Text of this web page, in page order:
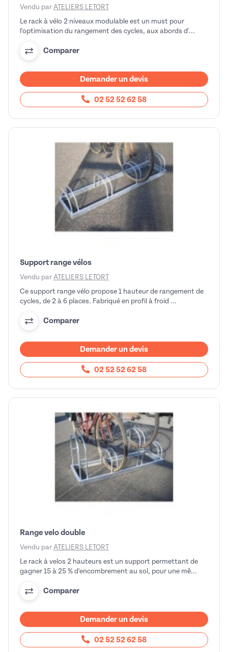
Vendu par ATELIERS LETORT
Le rack à vélo 2 niveaux modulable est un must pour
l'optimisation du rangement des cycles, aux abords d'...
Comparer
Demander un devis
02 52 52 62 58
Support range vélos
Vendu par ATELIERS LETORT
Ce support range vélo propose 1 hauteur de rangement de
cycles, de 2 à 6 places. Fabriqué en profil à froid ...
Comparer
Demander un devis
02 52 52 62 58
Range velo double
Vendu par ATELIERS LETORT
Le rack à velos 2 hauteurs est un support permettant de
gagner 15 à 25 % d'encombrement au sol, pour une mê...
Comparer
Demander un devis
02 52 52 62 58